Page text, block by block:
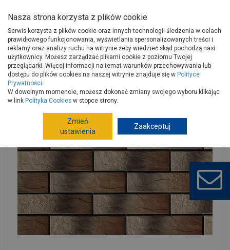
Strona główna Wykończenie
Wykończenia ścian
Kamień, płytki dekoracyjne
Płytka klinkierowa
Płytka elewacyjna Alaska rustiko 24,5x6,5 cm CERRAD
Nasza strona korzysta z plików cookie
Serwis korzysta z plików cookie oraz innych technologii śledzenia w celach
prawidłowego funkcjonowania, wyświetlania spersonalizowanych treści i
reklamy oraz analizy ruchu na witrynie żeby wiedzieć skąd pochodzą nasi
użytkownicy. Możesz zarządzać plikami cookie z poziomu Twojej
przeglądarki. Więcej informacji na temat warunków przechowywania lub
dostępu do plików cookies na naszej witrynie znajduje się w Polityce
Prywatności.
W dowolnym momencie, możesz dokonać zmiany swojego wyboru klikając
w link Polityka Cookies w stopce strony.
Zmień
ustawienia
Zaakceptuj